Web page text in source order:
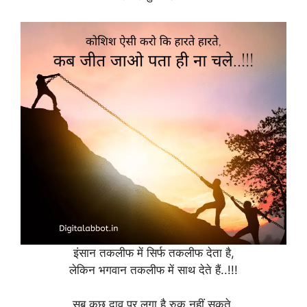
इंसान तकलीफ में सिर्फ तकलीफ देता है,
लेकिन भगवान तकलीफ में साथ देते हैं..!!!